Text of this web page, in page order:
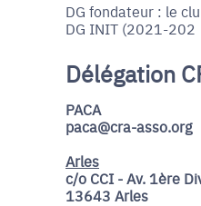
DG fondateur : le
DG INIT (2021-202
Délégation
PACA
paca@cra-asso.org
Arles
c/o CCI - Av. 1ère
13643 Arles